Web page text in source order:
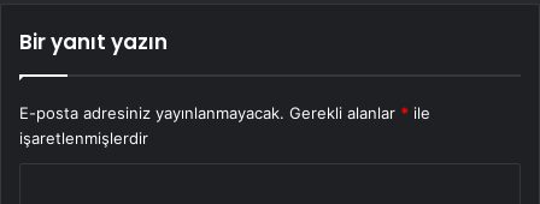
Bir yanıt yazın
E-posta adresiniz yayınlanmayacak. Gerekli alanlar * ile
işaretlenmişlerdir